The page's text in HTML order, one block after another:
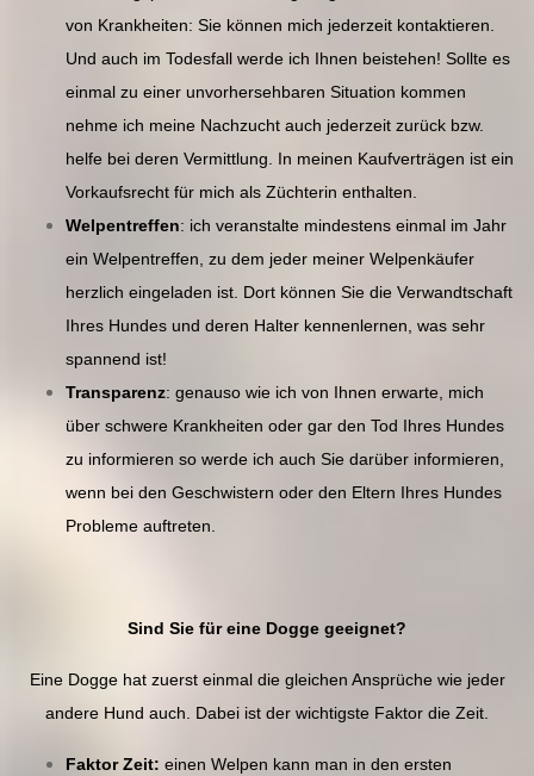
von Krankheiten: Sie können mich jederzeit kontaktieren.
Und auch im Todesfall werde ich Ihnen beistehen! Sollte es
einmal zu einer unvorhersehbaren Situation kommen
nehme ich meine Nachzucht auch jederzeit zurück bzw.
helfe bei deren Vermittlung. In meinen Kaufverträgen ist ein
Vorkaufsrecht für mich als Züchterin enthalten.
Welpentreffen: ich veranstalte mindestens einmal im Jahr
ein Welpentreffen, zu dem jeder meiner Welpenkäufer
herzlich eingeladen ist. Dort können Sie die Verwandtschaft
Ihres Hundes und deren Halter kennenlernen, was sehr
spannend ist!
Transparenz: genauso wie ich von Ihnen erwarte, mich
über schwere Krankheiten oder gar den Tod Ihres Hundes
zu informieren so werde ich auch Sie darüber informieren,
wenn bei den Geschwistern oder den Eltern Ihres Hundes
Probleme auftreten.
Sind Sie für eine Dogge geeignet?
Eine Dogge hat zuerst einmal die gleichen Ansprüche wie jeder
andere Hund auch. Dabei ist der wichtigste Faktor die Zeit.
Faktor Zeit: einen Welpen kann man in den ersten